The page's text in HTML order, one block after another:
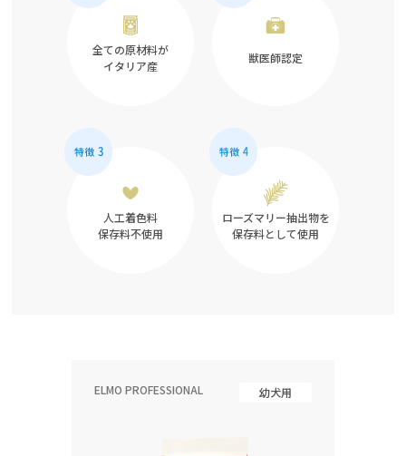
全ての原材料が
イタリア産
獣医師認定
人工着色料
保存料不使用
ローズマリー抽出物を
保存料として使用
ELMO PROFESSIONAL 幼犬用